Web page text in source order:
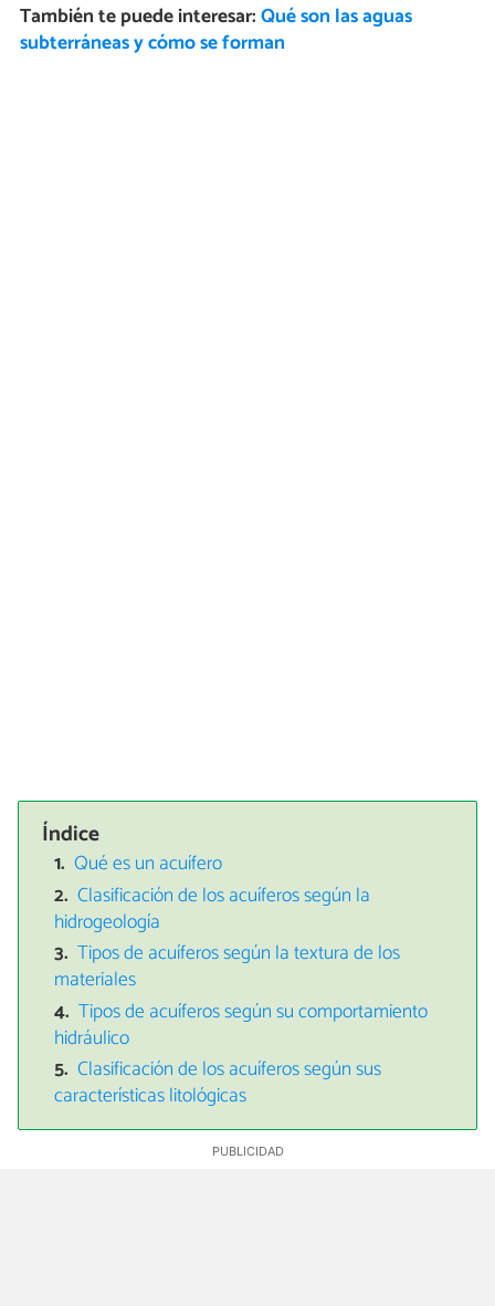
También te puede interesar:Qué son las aguas
subterráneas y cómo se forman
Índice
Qué es un acuífero
Clasificación de los acuíferos según la
hidrogeología
Tipos de acuíferos según la textura de los
materiales
Tipos de acuíferos según su comportamiento
hidráulico
Clasificación de los acuíferos según sus
características litológicas